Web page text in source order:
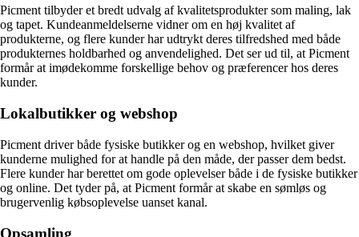
Picment tilbyder et bredt udvalg af kvalitetsprodukter som maling, lak
og tapet. Kundeanmeldelserne vidner om en høj kvalitet af
produkterne, og flere kunder har udtrykt deres tilfredshed med både
produkternes holdbarhed og anvendelighed. Det ser ud til, at Picment
formår at imødekomme forskellige behov og præferencer hos deres
kunder.
Lokalbutikker og webshop
Picment driver både fysiske butikker og en webshop, hvilket giver
kunderne mulighed for at handle på den måde, der passer dem bedst.
Flere kunder har berettet om gode oplevelser både i de fysiske butikker
og online. Det tyder på, at Picment formår at skabe en sømløs og
brugervenlig købsoplevelse uanset kanal.
Opsamling